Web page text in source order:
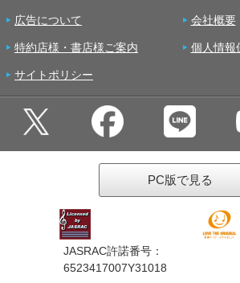
広告について 会社概要
特約店様・書店様ご案内 個人情報
サイトポリシー
PC版で見る
JASRAC許諾番号：
6523417007Y31018